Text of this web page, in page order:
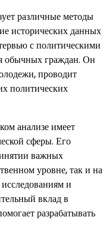
различные методы
исторических данных
с политическими
обычных граждан. Он
проводит
политических
анализе имеет
сферы. Его
важных
уровне, так и на
и
вклад в
разрабатывать